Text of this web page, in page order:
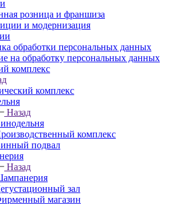
розница и франшиза
и модернизация
обработки персональных данных
на обработку персональных данных
комплекс
комплекс
Назад
комплекс
подвал
Назад
зал
магазин